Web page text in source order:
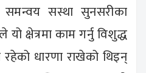
समन्वय सस्था सुनसरीका
क्षेत्रमा काम गर्नु विशुद्ध
धारणा राखेको थिइन्